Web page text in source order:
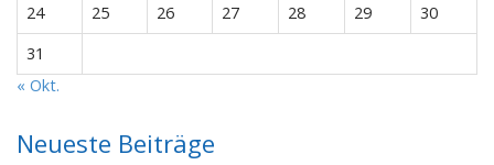
24
25 26 27 28 29
30
31
« Okt.
Neueste Beiträge